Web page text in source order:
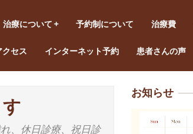
治療について 予約制について 治療費
クセス インターネット予約 患者さんの声
、休日診療、祝日診
お知らせ